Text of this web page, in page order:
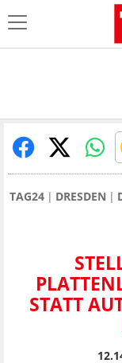
TAG24 DRESDEN
STATT